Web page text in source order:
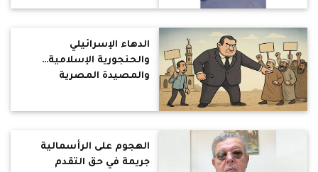
الدهاء الإسرائيلي
والحنجورية الإسلامية…
والمصيدة المصرية
الهجوم على الرأسمالية
جريمة في حق التقدم